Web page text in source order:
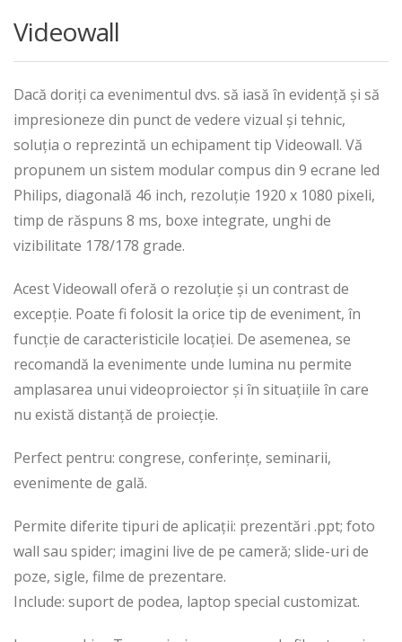
Videowall
Dacă doriți ca evenimentul dvs. să iasă în evidență și să
impresioneze din punct de vedere vizual și tehnic,
soluția o reprezintă un echipament tip Videowall. Vă
propunem un sistem modular compus din 9 ecrane led
Philips, diagonală 46 inch, rezoluție 1920 x 1080 pixeli,
timp de răspuns 8 ms, boxe integrate, unghi de
vizibilitate 178/178 grade.
Acest Videowall oferă o rezoluție și un contrast de
excepție. Poate fi folosit la orice tip de eveniment, în
funcție de caracteristicile locației. De asemenea, se
recomandă la evenimente unde lumina nu permite
amplasarea unui videoproiector și în situațiile în care
nu există distanță de proiecție.
Perfect pentru: congrese, conferințe, seminarii,
evenimente de gală.
Permite diferite tipuri de aplicații: prezentări .ppt; foto
wall sau spider; imagini live de pe cameră; slide-uri de
poze, sigle, filme de prezentare.
Include: suport de podea, laptop special customizat.